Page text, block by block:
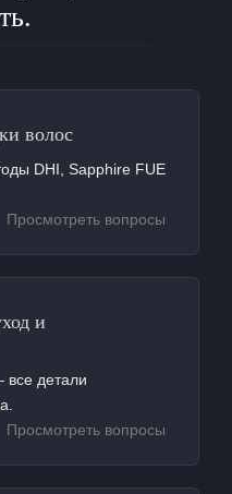
волос
DHI, Sapphire FUE
Просмотреть вопросы
и
детали
Просмотреть вопросы